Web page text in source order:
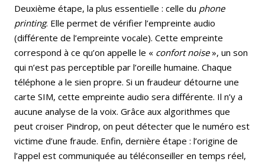
Deuxième étape, la plus essentielle : celle du phone
printing. Elle permet de vérifier l’empreinte audio
(différente de l’empreinte vocale). Cette empreinte
correspond à ce qu’on appelle le « confort noise», un son
qui n’est pas perceptible par l’oreille humaine. Chaque
téléphone a le sien propre. Si un fraudeur détourne une
carte SIM, cette empreinte audio sera différente. Il n’y a
aucune analyse de la voix. Grâce aux algorithmes que
peut croiser Pindrop, on peut détecter que le numéro est
victime d’une fraude. Enfin, dernière étape : l’origine de
l’appel est communiquée au téléconseiller en temps réel,